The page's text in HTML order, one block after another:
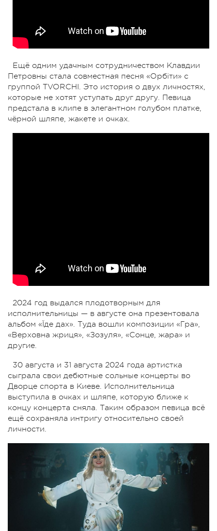
Ещё одним удачным сотрудничеством Клавдии
Петровны стала совместная песня «Орбіти» с
группой TVORCHI. Это история о двух личностях,
которые не хотят уступать друг другу. Певица
предстала в клипе в элегантном голубом платке,
чёрной шляпе, жакете и очках.
2024 год выдался плодотворным для
исполнительницы — в августе она презентовала
альбом «Їде дах». Туда вошли композиции «Гра»,
«Верховна жриця», «Зозуля», «Сонце, жара» и
другие.
30 августа и 31 августа 2024 года артистка
сыграла свои дебютные сольные концерты во
Дворце спорта в Киеве. Исполнительница
выступила в очках и шляпе, которую ближе к
концу концерта сняла. Таким образом певица всё
ещё сохраняла интригу относительно своей
личности.